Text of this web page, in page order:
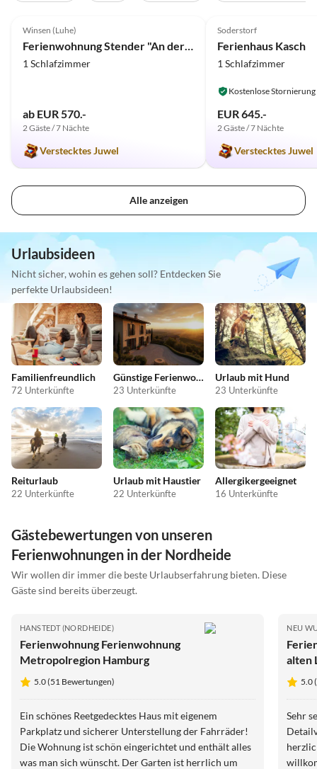
Winsen (Luhe)
1 Schlafzimmer
ab EUR 570.-
2 Gäste / 7 Nächte
Verstecktes Juwel
Soderstorf
Ferienhaus Kasch
1 Schlafzimmer
Kostenlose Stornierung
EUR 645.-
2 Gäste / 7 Nächte
Verstecktes Juwel
Alle anzeigen
Urlaubsideen
Nicht sicher, wohin es gehen soll? Entdecken Sie
perfekte Urlaubsideen!
Familienfreundlich
72 Unterkünfte
Günstige Ferienwohnungen
23 Unterkünfte
Urlaub mit Hund
23 Unterkünfte
Reiturlaub
22 Unterkünfte
Urlaub mit Haustier
22 Unterkünfte
Allergikergeeignet
16 Unterkünfte
Gästebewertungen von unseren
Ferienwohnungen in der Nordheide
Wir wollen dir immer die beste Urlaubserfahrung bieten. Diese
Gäste sind bereits überzeugt.
HANSTEDT (NORDHEIDE)
Ferienwohnung Ferienwohnung
Metropolregion Hamburg
5.0 (51 Bewertungen)
Ein schönes Reetgedecktes Haus mit eigenem
Parkplatz und sicherer Unterstellung der Fahrräder!
Die Wohnung ist schön eingerichtet und enthält alles
was man sich wünscht. Der Garten ist herrlich um
NEU
alten
5.0
Sehr